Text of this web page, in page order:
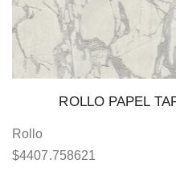
ROLLO PAPEL
Rollo
$4407.758621